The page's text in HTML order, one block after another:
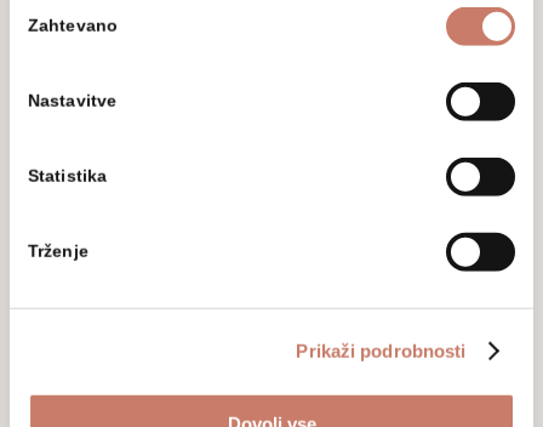
soglasja
Zahtevano
Nastavitve
Statistika
Trženje
Prikaži podrobnosti
aktualnim dogodkom, prireditvam in
Z vpisom svojega elektronskega naslova soglašate,
obvešča o dogodkih, aktivnostih in novostih.
podatkov ter pravic in obveznosti v tej zvezi, so